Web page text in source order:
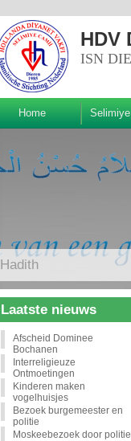
HDV
ISN
Home
Hadith
Laatste nieuws
Afscheid Dominee
Bochanen
Interreligieuze
Ontmoetingen
Kinderen maken
vogelhuisjes
Bezoek burgemeester en
politie
Moskeebezoek door politie